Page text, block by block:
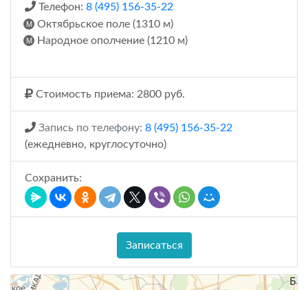
Телефон: 8 (495) 156-35-22
Октябрьское поле (1310 м)
Народное ополчение (1210 м)
Стоимость приема: 2800 руб.
Запись по телефону: 8 (495) 156-35-22
(ежедневно, круглосуточно)
Сохранить:
Записаться